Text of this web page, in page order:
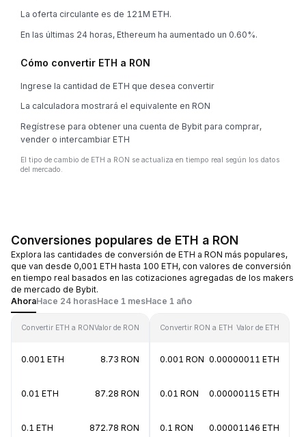
La oferta circulante es de 121M ETH.
En las últimas 24 horas, Ethereum ha aumentado un 0.60%.
Cómo convertir ETH a RON
Ingrese la cantidad de ETH que desea convertir
La calculadora mostrará el equivalente en RON
Regístrese para obtener una cuenta de Bybit para comprar,
vender o intercambiar ETH
El tipo de cambio de ETH a RON se actualiza en tiempo real según los datos
del mercado.
Conversiones populares de ETH a RON
Explora las cantidades de conversión de ETH a RON más populares,
que van desde 0,001 ETH hasta 100 ETH, con valores de conversión
en tiempo real basados en las cotizaciones agregadas de los makers
de mercado de Bybit.
AhoraHace 24 horasHace 1 mesHace 1 año
Convertir ETH a RONValor de RON
0.001 ETH 8.73 RON
0.01 ETH 87.28 RON
0.1 ETH 872.78 RON
Convertir RON a ETH Valor de ETH
0.001 RON 0.00000011 ETH
0.01 RON 0.00000115 ETH
0.1 RON 0.00001146 ETH